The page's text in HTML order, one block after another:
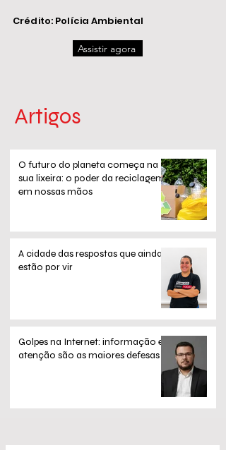
Crédito: Polícia Ambiental
Assistir agora
Artigos
O futuro do planeta começa na
sua lixeira: o poder da reciclagem
em nossas mãos
A cidade das respostas que ainda
estão por vir
Golpes na Internet: informação e
atenção são as maiores defesas